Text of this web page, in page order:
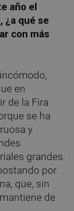
año el
¿a qué se
con más
en
de la Fira
se ha
y
grandes.
por
que, sin
de